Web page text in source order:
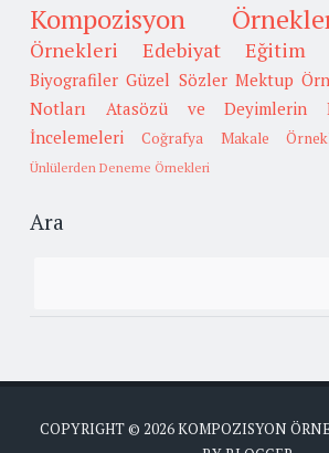
Kompozisyon
Örnekleri
Edebiyat Eğitim
Biyografiler Güzel Sözler Mektup
Notları
Atasözü ve Deyimlerin
İncelemeleri
Coğrafya Makale
Ünlülerden Deneme Örnekleri
Ara
COPYRIGHT © 2026KOMPOZISYON